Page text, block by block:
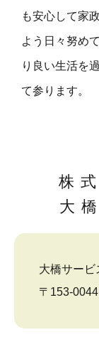
も安心して家
よう日々努め
り良い生活を
て参ります。
株
大
大橋サービ
〒153-